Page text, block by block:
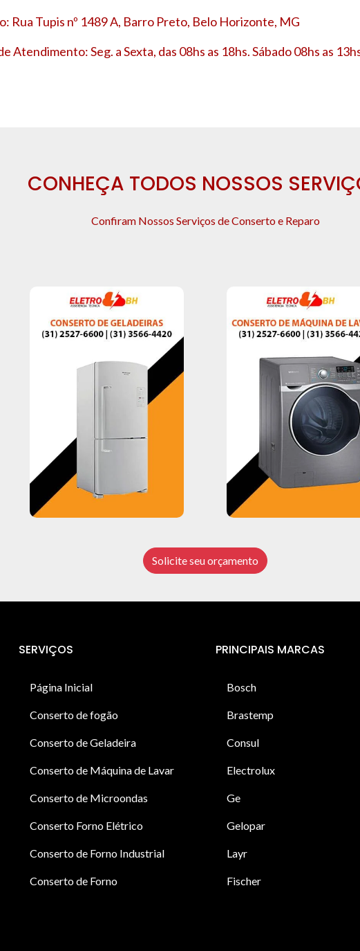
Rua Tupis nº 1489 A, Barro Preto, Belo Horizonte, MG
Atendimento: Seg. a Sexta, das 08hs as 18hs. Sábado 08hs as
CONHEÇA TODOS NOSSOS
Confiram Nossos Serviços de Conserto e Reparo
Solicite seu orçamento
SERVIÇOS
Página Inicial
Conserto de fogão
Conserto de Geladeira
Conserto de Máquina de Lavar
Conserto de Microondas
Conserto Forno Elétrico
Conserto de Forno Industrial
Conserto de Forno
PRINCIPAIS MARCAS
Bosch
Brastemp
Consul
Electrolux
Ge
Gelopar
Layr
Fischer